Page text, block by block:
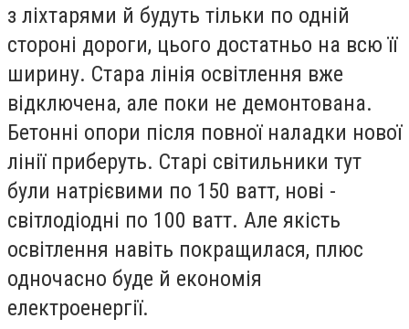
з ліхтарями й будуть тільки по одній
стороні дороги, цього достатньо на всю її
ширину. Стара лінія освітлення вже
відключена, але поки не демонтована.
Бетонні опори після повної наладки нової
лінії приберуть. Старі світильники тут
були натрієвими по 150 ватт, нові -
світлодіодні по 100 ватт. Але якість
освітлення навіть покращилася, плюс
одночасно буде й економія
електроенергії.